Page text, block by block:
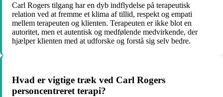
Carl Rogers tilgang har en dyb indflydelse på terapeutisk
relation ved at fremme et klima af tillid, respekt og empati
mellem terapeuten og klienten. Terapeuten er ikke blot en
autoritet, men et autentisk og medfølende medvirkende, der
hjælper klienten med at udforske og forstå sig selv bedre.
Hvad er vigtige træk ved Carl Rogers
personcentreret terapi?